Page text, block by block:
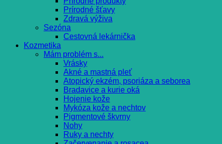
Prírodné šťavy
Zdravá výživa
Sezóna
Cestovná lekárnička
Kozmetika
Mám problém s...
Vrásky
Akné a mastná pleť
Atopický ekzém, psoriáza a seborea
Bradavice a kurie oká
Hojenie kože
Mykóza kože a nechtov
Pigmentové škvrny
Nohy
Ruky a nechty